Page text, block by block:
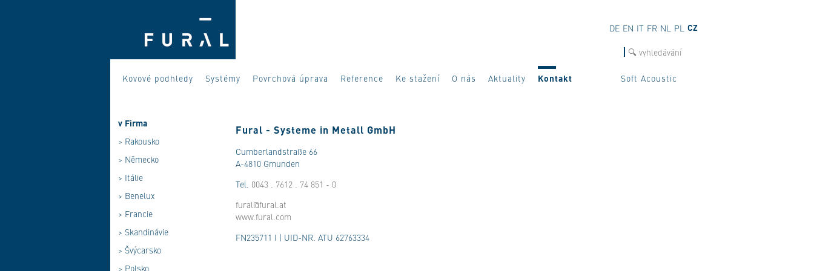
Kovové podhledy Systémy Povrchová úprava Reference Ke stažení O nás Aktuality Kontakt Soft Acoustic
DE EN IT FR NL PL CZ
v Firma
> Rakousko
> Německo
> Itálie
> Benelux
> Francie
> Skandinávie
> Švýcarsko
> Polsko
Fural - Systeme in Metall GmbH
Cumberlandstraße 66
A-4810 Gmunden
Tel. 0043 . 7612 . 74 851 - 0
fural@fural.at
www.fural.com
FN235711 I | UID-NR. ATU 62763334